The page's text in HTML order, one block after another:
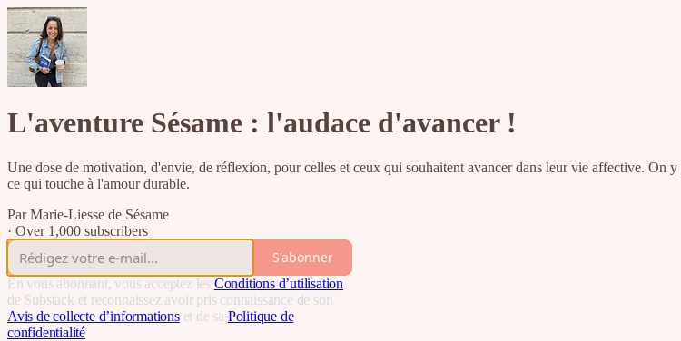
L'aventure Sésame : l'audace d'avancer !
Une dose de motivation, d'envie, de réflexion, pour celles et ceux qui souhaitent avancer dans leur vie affective. On
ce qui touche à l'amour durable.
Par Marie-Liesse de Sésame
· Over 1,000 subscribers
S'abonner
En vous abonnant, vous acceptez les Conditions d’utilisation
de Substack et reconnaissez avoir pris connaissance de son
Avis de collecte d’informationset de sa Politique de
confidentialité